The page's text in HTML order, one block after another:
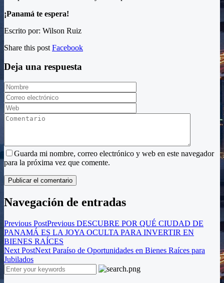
¡Panamá te espera!
Escrito por: Wilson Ruiz
Share this post Facebook
Deja una respuesta
Guarda mi nombre, correo electrónico y web en este navegador
para la próxima vez que comente.
Navegación de entradas
Previous PostPrevious DESCUBRE POR QUÉ CIUDAD DE
PANAMÁ ES LA JOYA OCULTA PARA INVERTIR EN
BIENES RAÍCES
Next PostNext Paraíso de Oportunidades en Bienes Raíces para
Jubilados